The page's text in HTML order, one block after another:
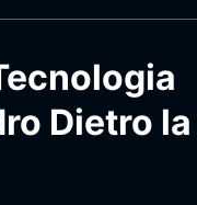
Dietro la